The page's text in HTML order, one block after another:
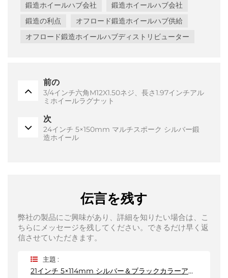
鍛造ホイールハブ会社
鍛造ホイールハブ会社
鍛造の利点
オフロード鍛造ホイールハブ供給
オフロード鍛造ホイールハブディストリビューター
前の
3/4インチ六角M12X1.50ネジ、長さ1.97インチアル
ミホイールラグナット
次
24インチ 5×150mm マルチスポーク シルバー鍛
造ホイール
伝言を残す
弊社の製品にご興味があり、詳細を知りたい場合は、こ
ちらにメッセージを残してください。できるだけ早く返
信させていただきます。
主題 :
21インチ 5×114mm シルバー＆ブラックカラーアルミホイール